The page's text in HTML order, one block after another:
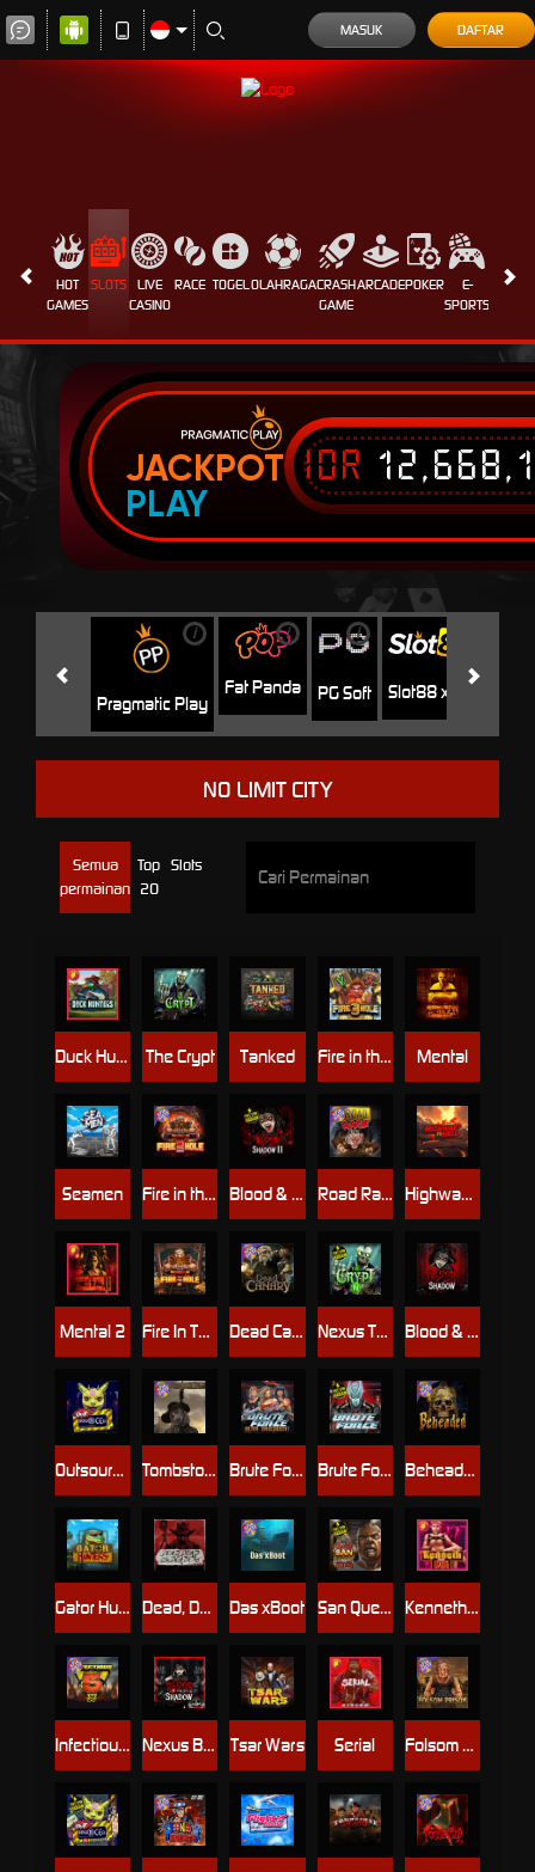
MASUK DAFTAR
HOT
GAMES
SLOTS
LIVE
CASINO
RACE TOGEL OLAHRAGACRASH
GAME
ARCADEPOKER
E-
SPORTS
JACKPOT
PLAY
IDR
i
Pragmatic Play
i
Fat Panda
i
PG Soft Slot88 x PP
NO LIMIT CITY
Semua
permainan
Top
20
Slots
Nexus Blood & Shadow
Seamen
Duck Hunters Fire in the Hole 3
Dead, Dead, or Deader
Highway to Hell
Tsar Wars
Brute Force
Mental 2
San Quentin 2: Death Row
Blood & Shadow
Blood & Shadow 2
Mental
The Crypt
Outsourced Beheaded
Brute Force: Alien Onslaught
Nexus The Crypt
Gator Hunters Kenneth Must Die
Tombstone RIP
Fire in the Hole 2
Tanked
Fire In The Hole xBomb
Folsom Prison
Das xBoot
Road Rage
Serial
Infectious 5 xWays
Dead Canary